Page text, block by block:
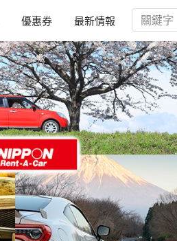
優惠券 最新情報